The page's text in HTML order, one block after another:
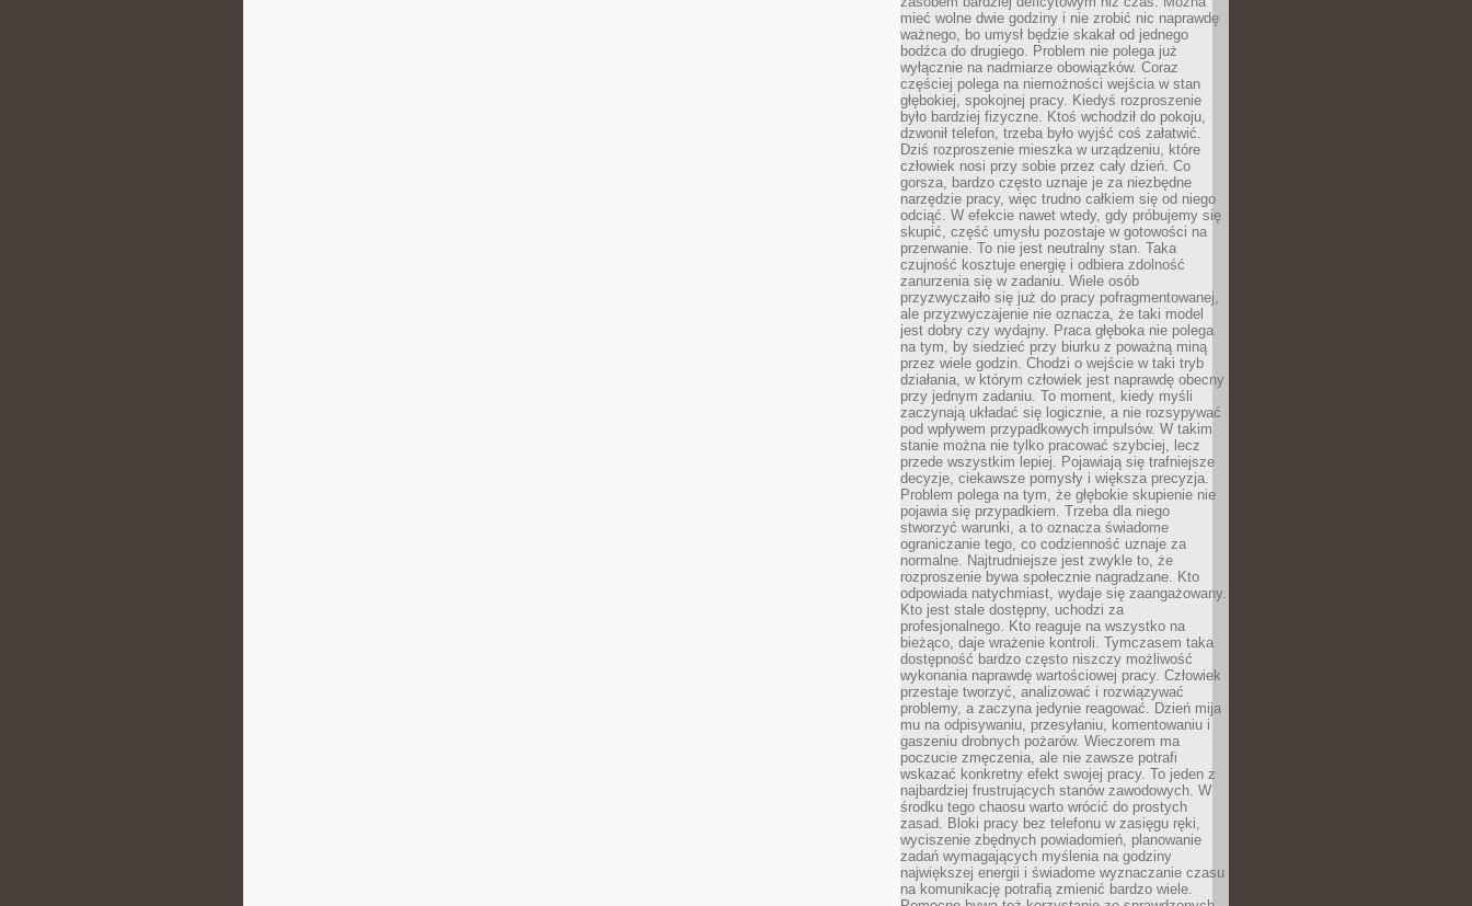
mieć wolne dwie godziny i nie zrobić nic naprawdę
ważnego, bo umysł będzie skakał od jednego
bodźca do drugiego. Problem nie polega już
wyłącznie na nadmiarze obowiązków. Coraz
częściej polega na niemożności wejścia w stan
głębokiej, spokojnej pracy. Kiedyś rozproszenie
było bardziej fizyczne. Ktoś wchodził do pokoju,
dzwonił telefon, trzeba było wyjść coś załatwić.
Dziś rozproszenie mieszka w urządzeniu, które
człowiek nosi przy sobie przez cały dzień. Co
gorsza, bardzo często uznaje je za niezbędne
narzędzie pracy, więc trudno całkiem się od niego
odciąć. W efekcie nawet wtedy, gdy próbujemy się
skupić, część umysłu pozostaje w gotowości na
przerwanie. To nie jest neutralny stan. Taka
czujność kosztuje energię i odbiera zdolność
zanurzenia się w zadaniu. Wiele osób
przyzwyczaiło się już do pracy pofragmentowanej,
ale przyzwyczajenie nie oznacza, że taki model
jest dobry czy wydajny. Praca głęboka nie polega
na tym, by siedzieć przy biurku z poważną miną
przez wiele godzin. Chodzi o wejście w taki tryb
działania, w którym człowiek jest naprawdę obecny
przy jednym zadaniu. To moment, kiedy myśli
zaczynają układać się logicznie, a nie rozsypywać
pod wpływem przypadkowych impulsów. W takim
stanie można nie tylko pracować szybciej, lecz
przede wszystkim lepiej. Pojawiają się trafniejsze
decyzje, ciekawsze pomysły i większa precyzja.
Problem polega na tym, że głębokie skupienie nie
pojawia się przypadkiem. Trzeba dla niego
stworzyć warunki, a to oznacza świadome
ograniczanie tego, co codzienność uznaje za
normalne. Najtrudniejsze jest zwykle to, że
rozproszenie bywa społecznie nagradzane. Kto
odpowiada natychmiast, wydaje się zaangażowany.
Kto jest stale dostępny, uchodzi za
profesjonalnego. Kto reaguje na wszystko na
bieżąco, daje wrażenie kontroli. Tymczasem taka
dostępność bardzo często niszczy możliwość
wykonania naprawdę wartościowej pracy. Człowiek
przestaje tworzyć, analizować i rozwiązywać
problemy, a zaczyna jedynie reagować. Dzień mija
mu na odpisywaniu, przesyłaniu, komentowaniu i
gaszeniu drobnych pożarów. Wieczorem ma
poczucie zmęczenia, ale nie zawsze potrafi
wskazać konkretny efekt swojej pracy. To jeden z
najbardziej frustrujących stanów zawodowych. W
środku tego chaosu warto wrócić do prostych
zasad. Bloki pracy bez telefonu w zasięgu ręki,
wyciszenie zbędnych powiadomień, planowanie
zadań wymagających myślenia na godziny
największej energii i świadome wyznaczanie czasu
na komunikację potrafią zmienić bardzo wiele.